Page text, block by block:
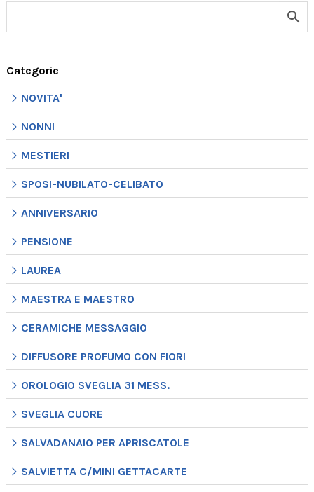
Categorie
NOVITA'
NONNI
MESTIERI
SPOSI-NUBILATO-CELIBATO
ANNIVERSARIO
PENSIONE
LAUREA
MAESTRA E MAESTRO
CERAMICHE MESSAGGIO
DIFFUSORE PROFUMO CON FIORI
OROLOGIO SVEGLIA 31 MESS.
SVEGLIA CUORE
SALVADANAIO PER APRISCATOLE
SALVIETTA C/MINI GETTACARTE